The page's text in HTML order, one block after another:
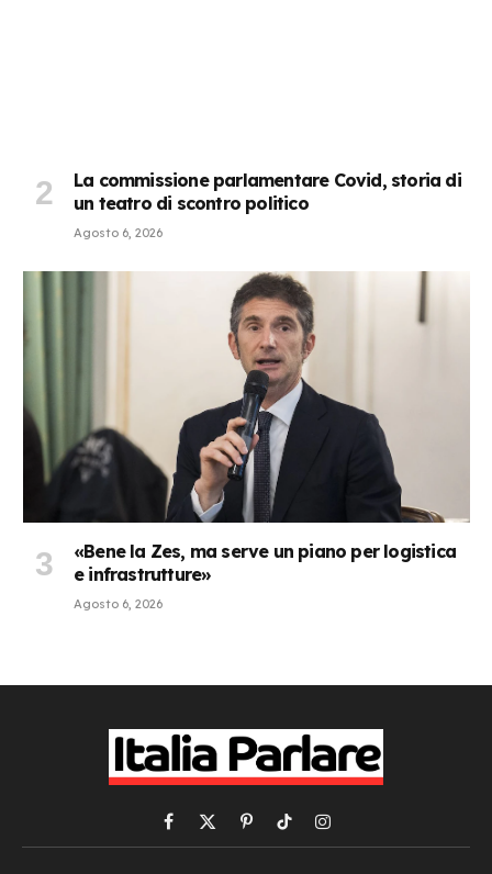
La commissione parlamentare Covid, storia di
un teatro di scontro politico
Agosto 6, 2026
«Bene la Zes, ma serve un piano per logistica
e infrastrutture»
Agosto 6, 2026
Facebook
X
PinterestTikTokInstagram